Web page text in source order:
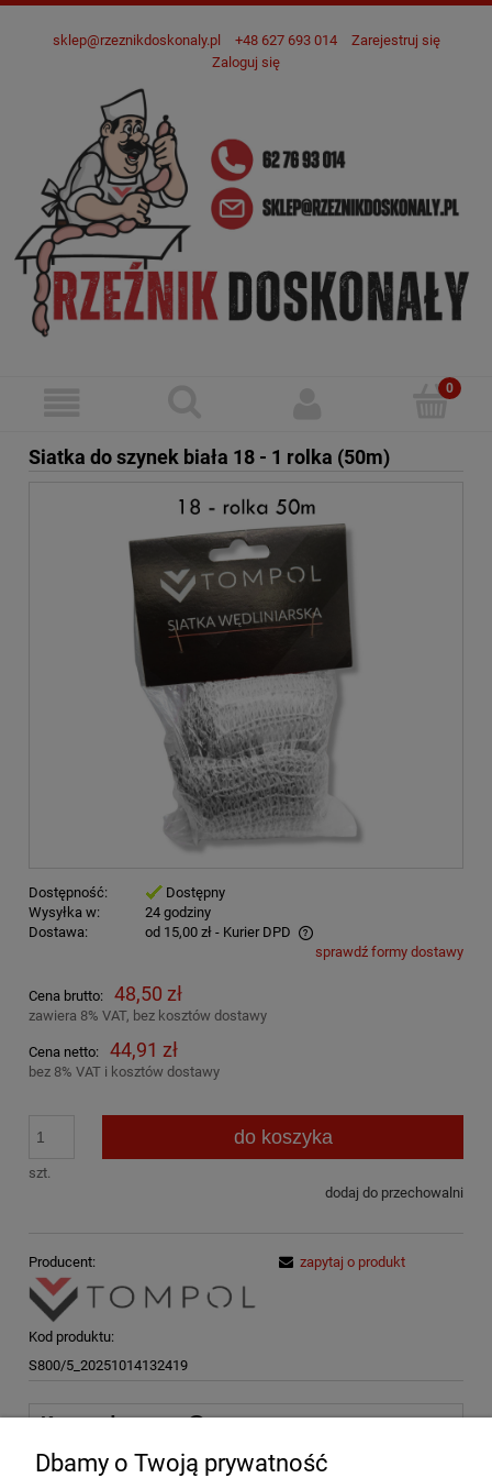
sklep@rzeznikdoskonaly.pl +48 627 693 014
Zarejestruj się
Zaloguj się
Siatka do szynek biała 18 - 1 rolka (50m)
Dostępność:
Dostępny
Wysyłka w:
24 godziny
Dostawa:
od 15,00 zł - Kurier DPD
Cena nie zawiera ewentualnych kosztów płatnościsprawdź formy dostawy
Cena brutto: 48,50 zł
zawiera 8% VAT, bez kosztów dostawy
Cena netto: 44,91 zł
bez 8% VAT i kosztów dostawy
szt.
do koszyka
dodaj do przechowalni
Producent:
Kod produktu:
S800/5_20251014132419
zapytaj o produkt
Koszty dostawy
Dbamy o Twoją prywatność